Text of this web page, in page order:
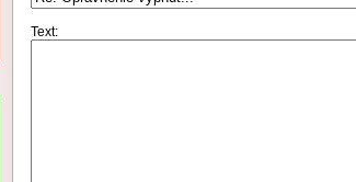
Text: